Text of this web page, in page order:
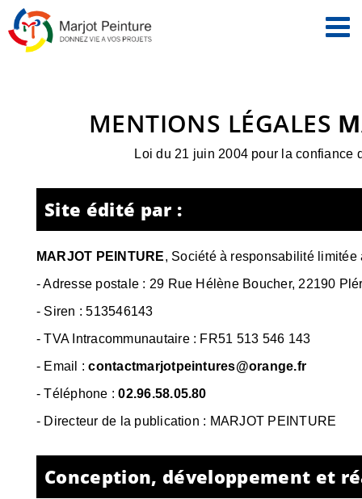
Passer
au
contenu
MENTIONS LÉGALES
Loi du 21 juin 2004 pour la confiance
Site édité par :
MARJOT PEINTURE, Société à responsabilité limitée
- Adresse postale : 29 Rue Hélène Boucher, 22190
- Siren :513546143
- TVA Intracommunautaire : FR51 513 546 143
- Email :contactmarjotpeintures@orange.fr
- Téléphone :02.96.58.05.80
- Directeur de la publication : MARJOT PEINTURE
Conception, développement et